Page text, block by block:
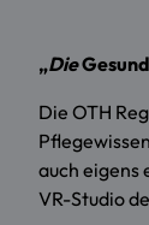
„Die
Die OTH
auch eigens
VR-Studio